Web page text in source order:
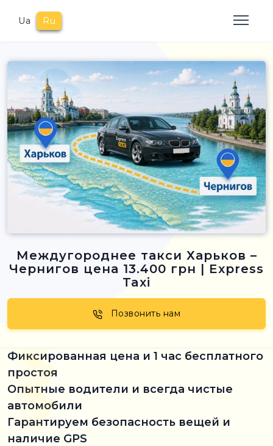
Ua Ru
Междугороднее такси Харьков –
Чернигов цена 13.400 грн | Express
Taxi
Позвонить нам
Фиксированная цена и 1 час бесплатного
простоя
Опытные водители и всегда чистые
автомобили
Гарантируем безопасность вещей и
наличие GPS